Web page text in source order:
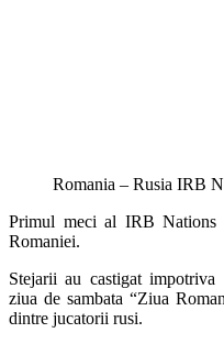
Romania – Rusia IRB
Primul meci al IRB Nations
Romaniei.
Stejarii au castigat
ziua de sambata “Ziua
dintre jucatorii rusi.